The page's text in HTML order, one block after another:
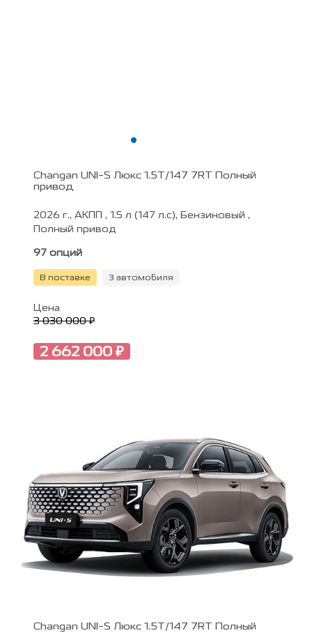
Changan UNI-S Люкс 1.5T/147 7RT Полный
привод
2026 г., АКПП , 1.5 л (147 л.с), Бензиновый ,
Полный привод
97 опций
В поставке 3 автомобиля
Цена
3 030 000 ₽
2 662 000 ₽
Changan UNI-S Люкс 1.5T/147 7RT Полный